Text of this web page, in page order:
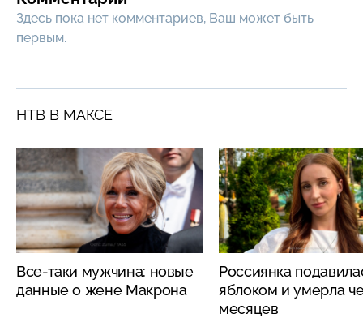
Здесь пока нет комментариев, Ваш может быть
первым.
НТВ В МАКСЕ
Все-таки мужчина: новые
данные о жене Макрона
Россиянка
яблоком и умерла
месяцев